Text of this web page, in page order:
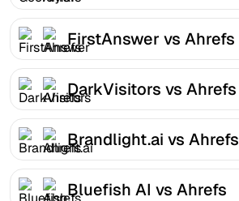
FirstAnswer vs Ahrefs
DarkVisitors vs Ahrefs
Brandlight.ai vs Ahrefs
Bluefish AI vs Ahrefs